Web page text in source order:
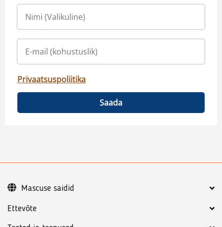
Privaatsuspoliitika
Saada
Ettevõte
Mascuse saidid